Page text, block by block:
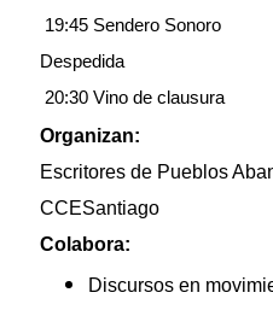
19:45 Sendero Sonoro
Despedida
20:30 Vino de clausura
Organizan:
Escritores de Pueblos
CCESantiago
Colabora:
Discursos en